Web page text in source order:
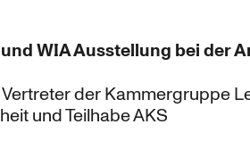
WIA Ausstellung bei der
der Kammergruppe
und Teilhabe AKS